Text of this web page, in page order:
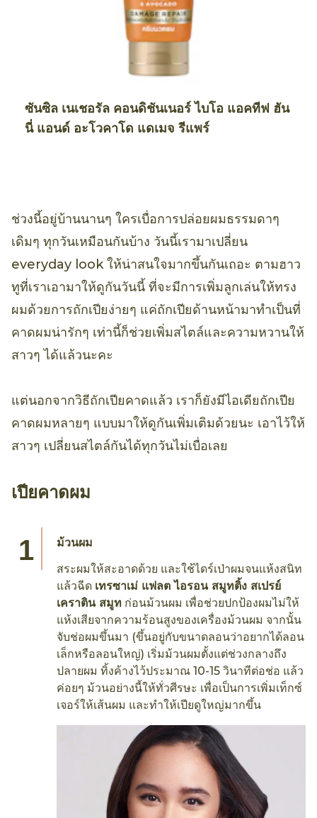
ซันซิล เนเชอรัล คอนดิชันเนอร์ ไบโอ แอคทีฟ ฮัน
นี่ แอนด์ อะโวคาโด แดเมจ รีแพร์
ช่วงนี้อยู่บ้านนานๆ ใครเบื่อการปล่อยผมธรรมดาๆ
เดิมๆ ทุกวันเหมือนกันบ้าง วันนี้เรามาเปลี่ยน
everyday look ให้น่าสนใจมากขึ้นกันเถอะ ตามฮาว
ทูที่เราเอามาให้ดูกันวันนี้ ที่จะมีการเพิ่มลูกเล่นให้ทรง
ผมด้วยการถักเปียง่ายๆ แค่ถักเปียด้านหน้ามาทำเป็นที่
คาดผมน่ารักๆ เท่านี้ก็ช่วยเพิ่มสไตล์และความหวานให้
สาวๆ ได้แล้วนะคะ
แต่นอกจากวิธีถักเปียคาดแล้ว เราก็ยังมีไอเดียถักเปีย
คาดผมหลายๆ แบบมาให้ดูกันเพิ่มเติมด้วยนะ เอาไว้ให้
สาวๆ เปลี่ยนสไตล์กันได้ทุกวันไม่เบื่อเลย
เปียคาดผม
ม้วนผม
สระผมให้สะอาดด้วย และใช้ไดร์เป่าผมจนแห้งสนิท
แล้วฉีด เทรซาเม่ แฟลต ไอรอน สมูทติ้ง สเปรย์
เคราติน สมูท ก่อนม้วนผม เพื่อช่วยปกป้องผมไม่ให้
แห้งเสียจากความร้อนสูงของเครื่องม้วนผม จากนั้น
จับช่อผมขึ้นมา (ขึ้นอยู่กับขนาดลอนว่าอยากได้ลอน
เล็กหรือลอนใหญ่) เริ่มม้วนผมตั้งแต่ช่วงกลางถึง
ปลายผม ทิ้งค้างไว้ประมาณ 10-15 วินาทีต่อช่อ แล้ว
ค่อยๆ ม้วนอย่างนี้ให้ทั่วศีรษะ เพื่อเป็นการเพิ่มเท็กซ์
เจอร์ให้เส้นผม และทำให้เปียดูใหญ่มากขึ้น